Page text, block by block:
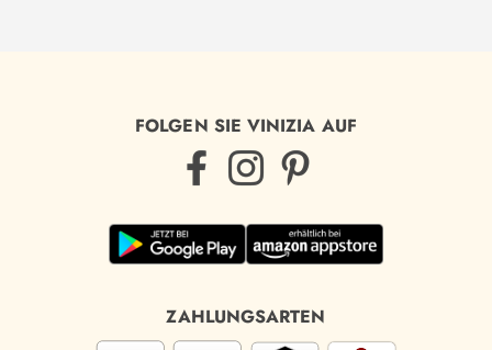
FOLGEN SIE VINIZIA AUF
ZAHLUNGSARTEN